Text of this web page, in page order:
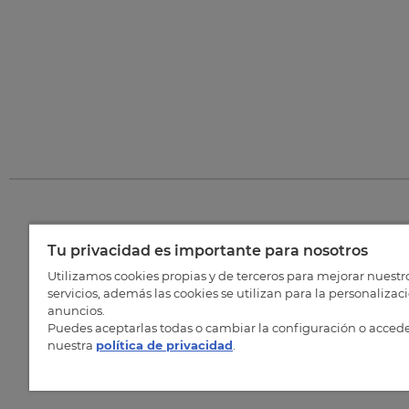
Tu privacidad es importante para nosotros
Utilizamos cookies propias y de terceros para mejorar
servicios, además las cookies se utilizan para la
anuncios.
Puedes aceptarlas todas o cambiar la configuración o
nuestra política de privacidad